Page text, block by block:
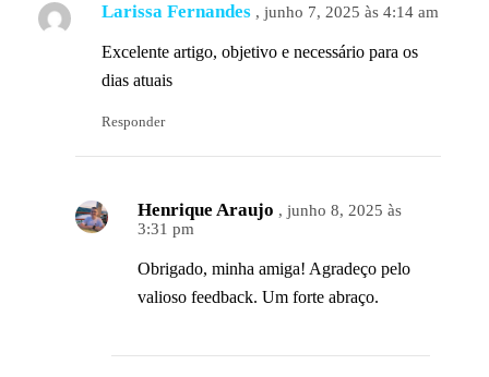
Larissa Fernandes , junho 7, 2025 às 4:14 am
Excelente artigo, objetivo e necessário para os
dias atuais
Responder
Henrique Araujo , junho 8, 2025 às
3:31 pm
Obrigado, minha amiga! Agradeço pelo
valioso feedback. Um forte abraço.